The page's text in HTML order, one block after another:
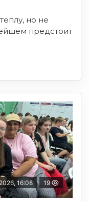
но не
предстоит
16:08 19